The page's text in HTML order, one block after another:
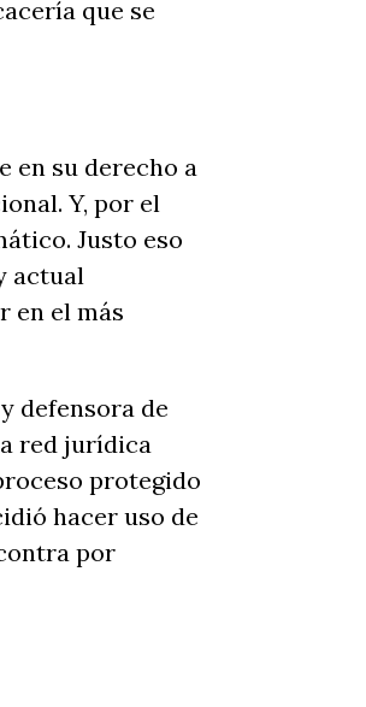
que se
en su derecho a
Y, por el
Justo eso
actual
en el más
defensora de
red jurídica
protegido
hacer uso de
por